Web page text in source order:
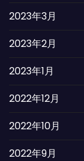
2023年3月
2023年2月
2023年1月
2022年12月
2022年10月
2022年9月